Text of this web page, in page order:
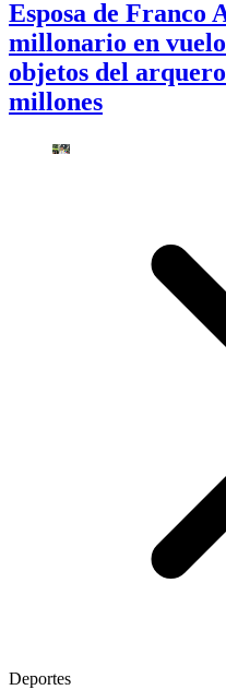
Esposa de Franco
millonario en
objetos del
millones
Deportes